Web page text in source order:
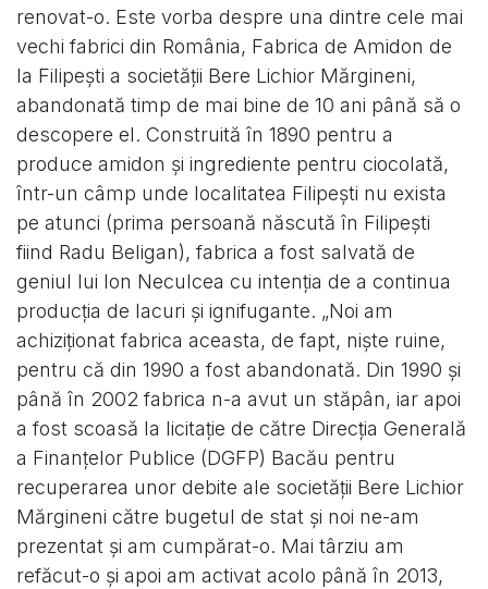
renovat-o. Este vorba despre una dintre cele mai
vechi fabrici din România, Fabrica de Amidon de
la Filipeşti a societăţii Bere Lichior Mărgineni,
abandonată timp de mai bine de 10 ani până să o
descopere el. Construită în 1890 pentru a
produce amidon şi ingrediente pentru ciocolată,
într-un câmp unde localitatea Filipeşti nu exista
pe atunci (prima persoană născută în Filipeşti
fiind Radu Beligan), fabrica a fost salvată de
geniul lui Ion Neculcea cu intenţia de a continua
producţia de lacuri şi ignifugante. „Noi am
achiziţionat fabrica aceasta, de fapt, nişte ruine,
pentru că din 1990 a fost abandonată. Din 1990 şi
până în 2002 fabrica n-a avut un stăpân, iar apoi
a fost scoasă la licitaţie de către Direcţia Generală
a Finanţelor Publice (DGFP) Bacău pentru
recuperarea unor debite ale societăţii Bere Lichior
Mărgineni către bugetul de stat şi noi ne-am
prezentat şi am cumpărat-o. Mai târziu am
refăcut-o şi apoi am activat acolo până în 2013,